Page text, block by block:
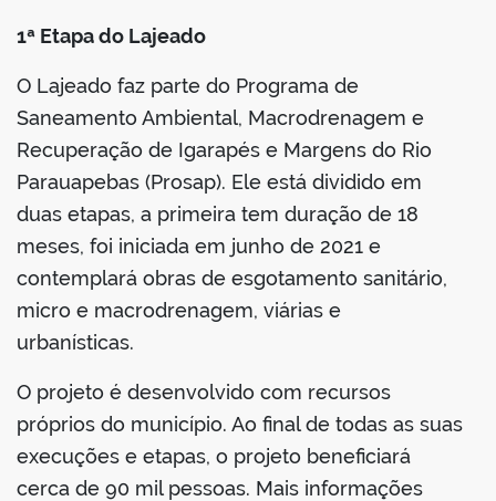
1ª Etapa do Lajeado
O Lajeado faz parte do Programa de
Saneamento Ambiental, Macrodrenagem e
Recuperação de Igarapés e Margens do Rio
Parauapebas (Prosap). Ele está dividido em
duas etapas, a primeira tem duração de 18
meses, foi iniciada em junho de 2021 e
contemplará obras de esgotamento sanitário,
micro e macrodrenagem, viárias e
urbanísticas.
O projeto é desenvolvido com recursos
próprios do município. Ao final de todas as suas
execuções e etapas, o projeto beneficiará
cerca de 90 mil pessoas. Mais informações